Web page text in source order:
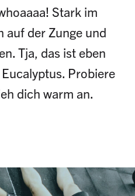
Stark im
auf der Zunge und
Tja, das ist eben
Probiere
dich warm an.